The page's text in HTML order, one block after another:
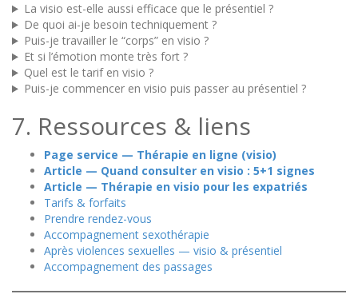
La visio est-elle aussi efficace que le présentiel ?
De quoi ai-je besoin techniquement ?
Puis-je travailler le “corps” en visio ?
Et si l’émotion monte très fort ?
Quel est le tarif en visio ?
Puis-je commencer en visio puis passer au présentiel ?
7. Ressources & liens
Page service — Thérapie en ligne (visio)
Article — Quand consulter en visio : 5+1 signes
Article — Thérapie en visio pour les expatriés
Tarifs & forfaits
Prendre rendez-vous
Accompagnement sexothérapie
Après violences sexuelles — visio & présentiel
Accompagnement des passages